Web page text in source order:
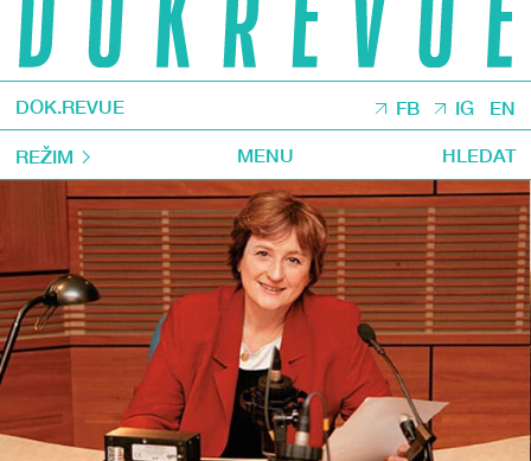
DOK.REVUE FB IG EN
REŽIM MENU HLEDAT